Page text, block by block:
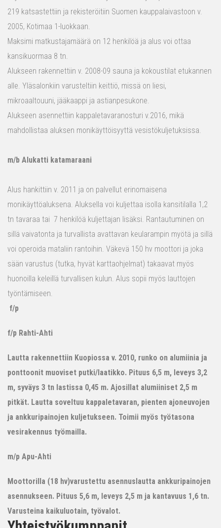
219 katsastettiin ja rekisteröitiin Suomen kauppalaivastoon v.
2005, Kotimaa 1-luokkaan.
Maksimi matkustajamäärä on 12 henkilöä ja alus voi ottaa
kansikuormaa 8 tn.
Alukseen rakennettiin v. 2008-09 sauna ja kokoustilat etukannen
alle. Yläsalonkiin varusteltiin keittiö, missä on liesi,
mikroaaltouuni, jääkaappi ja astianpesukone.
Alukseen asennettiin kappaletavaranosturi v.2016, mikä
mahdollistaa aluksen monikäyttöisyyttä vesistökuljetuksissa.
m/b Alukatti katamaraani
Alus hankittiin v. 2011 ja on palvellut erinomaisena
monikäyttöaluksena. Aluksella voi kuljettaa isolla kansitilalla 1,2
tn tavaraa tai 7 henkilöä kuljettajan lisäksi. Rantautuminen on
sillä vaivatonta ja turvallista avattavan keularampin myötä ja sillä
voi operoida mataliin rantoihin. Väkevä 150 hv moottori ja joka
sään varustus (tutka, hyvät karttaohjelmat) takaavat myös
huonoilla keleillä turvallisen kulun. Alus sopii myös lauttojen
työntämiseen.
f/p
f/p Rahti-Ahti
Lautta rakennettiin Kuopiossa v. 2010, runko on alumiinia ja
ponttoonit muoviset putki/laatikko. Pituus 6,5 m, leveys 3,2
m, syväys 3 tn lastissa 0,45 m. Ajosillat alumiiniset 2,5 m
pitkät. Lautta soveltuu kappaletavaran, pienten ajoneuvojen
ja ankkuripainojen kuljetukseen. Toimii myös työtasona
vesirakennus työmailla.
m/p Apu-Ahti
Moottorilla (18 hv)varustettu asennuslautta ankkuripainojen
asennukseen. Pituus 5,6 m, leveys 2,5 m ja kantavuus 1,6 tn.
Varusteina kaikuluotain, työvalot.